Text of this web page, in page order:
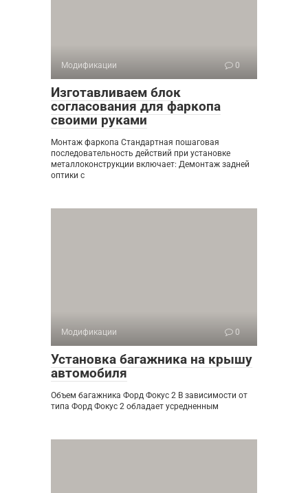
Модификации 0
Изготавливаем блок
согласования для фаркопа
своими руками
Монтаж фаркопа Стандартная пошаговая
последовательность действий при установке
металлоконструкции включает: Демонтаж задней
оптики с
Модификации 0
Установка багажника на крышу
автомобиля
Объем багажника Форд Фокус 2 В зависимости от
типа Форд Фокус 2 обладает усредненным